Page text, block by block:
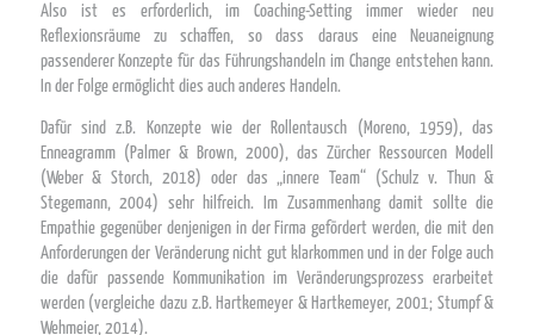
Also ist es erforderlich, im Coaching-Setting immer wieder neu
Reflexionsräume zu schaffen, so dass daraus eine Neuaneignung
passenderer Konzepte für das Führungshandeln im Change entstehen kann.
In der Folge ermöglicht dies auch anderes Handeln.
Dafür sind z.B. Konzepte wie der Rollentausch (Moreno, 1959), das
Enneagramm (Palmer & Brown, 2000), das Zürcher Ressourcen Modell
(Weber & Storch, 2018) oder das „innere Team“ (Schulz v. Thun &
Stegemann, 2004) sehr hilfreich. Im Zusammenhang damit sollte die
Empathie gegenüber denjenigen in der Firma gefördert werden, die mit den
Anforderungen der Veränderung nicht gut klarkommen und in der Folge auch
die dafür passende Kommunikation im Veränderungsprozess erarbeitet
werden (vergleiche dazu z.B. Hartkemeyer & Hartkemeyer, 2001; Stumpf &
Wehmeier, 2014).